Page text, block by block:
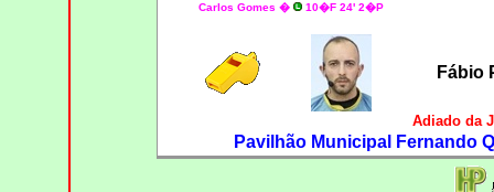
Carlos Gomes �
10�F 24' 2�P
Fábio
Adiado da
Pavilhão Municipal Fernando